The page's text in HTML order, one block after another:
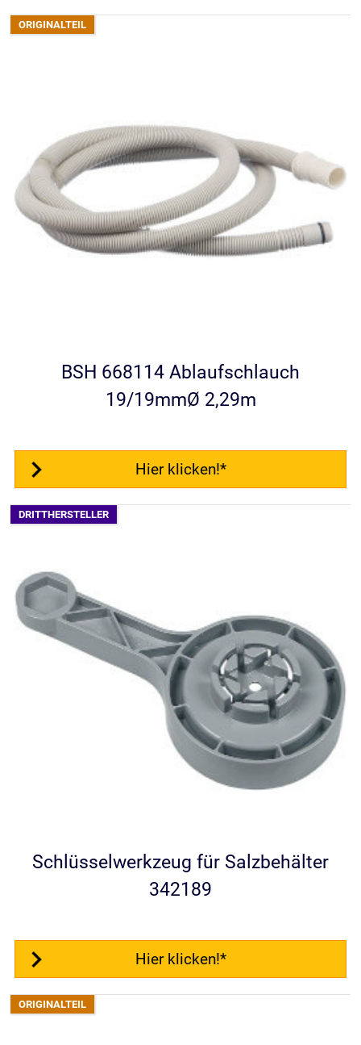
BSH 668114 Ablaufschlauch
19/19mmØ 2,29m
Hier klicken!*
Schlüsselwerkzeug für Salzbehälter
342189
Hier klicken!*